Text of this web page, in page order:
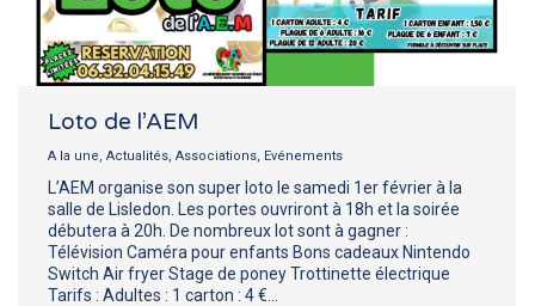
Loto de l’AEM
A la une, Actualités, Associations, Evénements
L’AEM organise son super loto le samedi 1er février à la
salle de Lisledon. Les portes ouvriront à 18h et la soirée
débutera à 20h. De nombreux lot sont à gagner :
Télévision Caméra pour enfants Bons cadeaux Nintendo
Switch Air fryer Stage de poney Trottinette électrique
Tarifs : Adultes : 1 carton : 4 €…